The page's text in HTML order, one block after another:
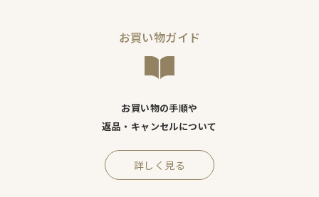
お買い物ガイド
お買い物の手順や
返品・キャンセルについて
詳しく見る